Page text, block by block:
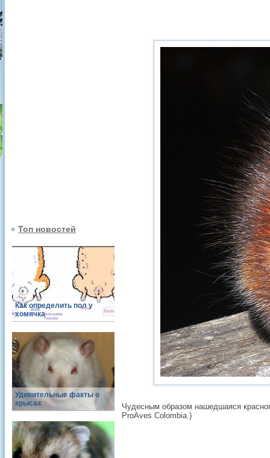
Топ новостей
Как определить пол у
хомячка
Удивительные факты о
крысах
Чудесным образом нашедшаяся
ProAves Colombia.)